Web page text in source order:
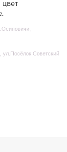
цвет
Советский